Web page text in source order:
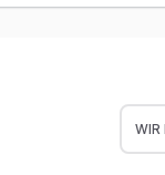
WIR